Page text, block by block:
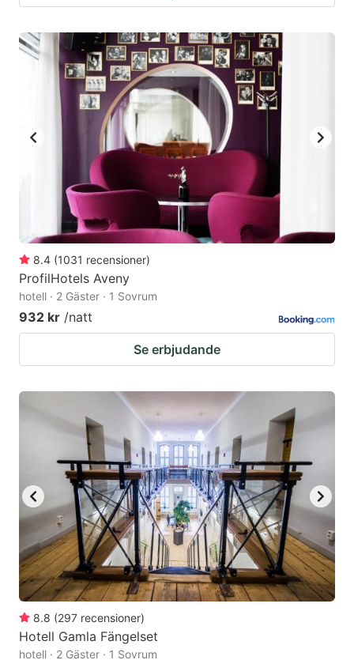
8.4 (1031 recensioner)
ProfilHotels Aveny
hotell · 2 Gäster · 1 Sovrum
932 kr /natt
Se erbjudande
8.8 (297 recensioner)
Hotell Gamla Fängelset
hotell · 2 Gäster · 1 Sovrum